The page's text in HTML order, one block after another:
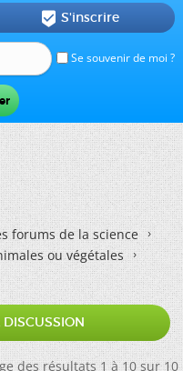
Se souvenir de moi ?
 S'inscrire
forums de la science
ou végétales
des résultats 1 à 10 sur 10